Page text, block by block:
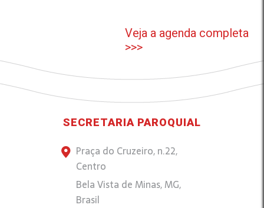
Veja a agenda completa
>>>
SECRETARIA PAROQUIAL
Praça do Cruzeiro, n.22,
Centro
Bela Vista de Minas, MG,
Brasil